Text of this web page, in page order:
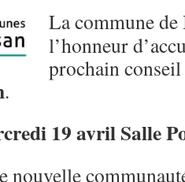
La commune
l’honneur
prochain
.
19 avril Salle
nouvelle